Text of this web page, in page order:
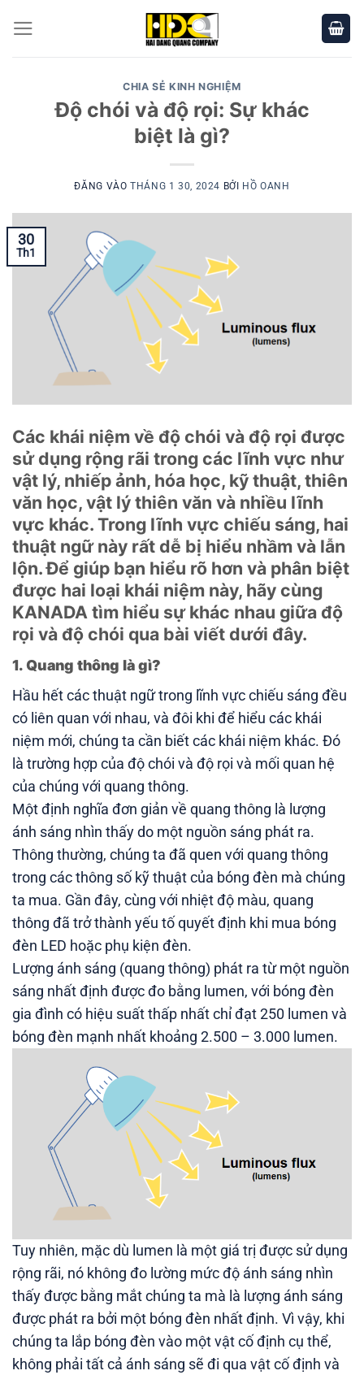
qua
CHIA SẺ KINH NGHIỆM
Độ chói và độ rọi: Sự khác
biệt là gì?
ĐĂNG VÀOTHÁNG 1 30, 2024 BỞI HỒ OANH
30
Th1
Các khái niệm về độ chói và độ rọi được
sử dụng rộng rãi trong các lĩnh vực như
vật lý, nhiếp ảnh, hóa học, kỹ thuật, thiên
văn học, vật lý thiên văn và nhiều lĩnh
vực khác. Trong lĩnh vực chiếu sáng, hai
thuật ngữ này rất dễ bị hiểu nhầm và lẫn
lộn. Để giúp bạn hiểu rõ hơn và phân biệt
được hai loại khái niệm này, hãy cùng
KANADA tìm hiểu sự khác nhau giữa độ
rọi và độ chói qua bài viết dưới đây.
1. Quang thông là gì?
Hầu hết các thuật ngữ trong lĩnh vực chiếu sáng đều
có liên quan với nhau, và đôi khi để hiểu các khái
niệm mới, chúng ta cần biết các khái niệm khác. Đó
là trường hợp của độ chói và độ rọi và mối quan hệ
của chúng với quang thông.
Một định nghĩa đơn giản về quang thông là lượng
ánh sáng nhìn thấy do một nguồn sáng phát ra.
Thông thường, chúng ta đã quen với quang thông
trong các thông số kỹ thuật của bóng đèn mà chúng
ta mua. Gần đây, cùng với nhiệt độ màu, quang
thông đã trở thành yếu tố quyết định khi mua bóng
đèn LED hoặc phụ kiện đèn.
Lượng ánh sáng (quang thông) phát ra từ một nguồn
sáng nhất định được đo bằng lumen, với bóng đèn
gia đình có hiệu suất thấp nhất chỉ đạt 250 lumen và
bóng đèn mạnh nhất khoảng 2.500 – 3.000 lumen.
Tuy nhiên, mặc dù lumen là một giá trị được sử dụng
rộng rãi, nó không đo lường mức độ ánh sáng nhìn
thấy được bằng mắt chúng ta mà là lượng ánh sáng
được phát ra bởi một bóng đèn nhất định. Vì vậy, khi
chúng ta lắp bóng đèn vào một vật cố định cụ thể,
không phải tất cả ánh sáng sẽ đi qua vật cố định và